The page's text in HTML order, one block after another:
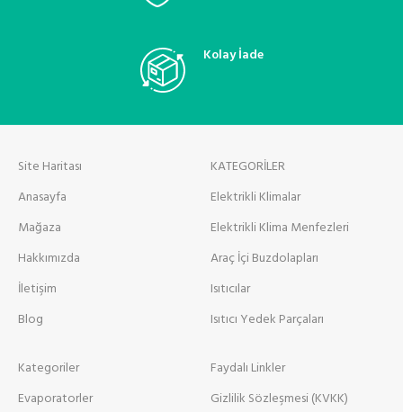
Kolay İade
Site Haritası
Anasayfa
Mağaza
Hakkımızda
İletişim
Blog
KATEGORİLER
Elektrikli Klimalar
Elektrikli Klima Menfezleri
Araç İçi Buzdolapları
Isıtıcılar
Isıtıcı Yedek Parçaları
Kategoriler
Evaporatorler
Faydalı Linkler
Gizlilik Sözleşmesi (KVKK)